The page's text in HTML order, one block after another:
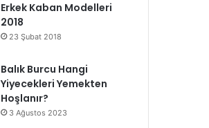
Erkek Kaban Modelleri
2018
23 Şubat 2018
Balık Burcu Hangi
Yiyecekleri Yemekten
Hoşlanır?
3 Ağustos 2023